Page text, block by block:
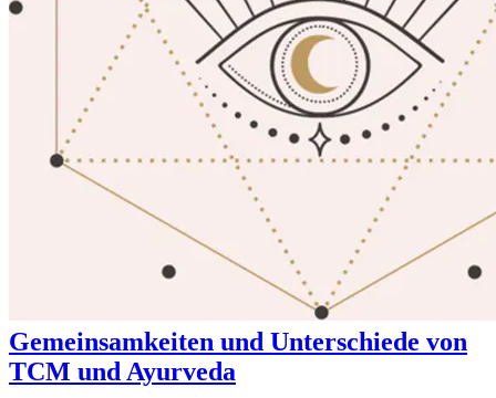
Gemeinsamkeiten und Unterschiede von
TCM und Ayurveda